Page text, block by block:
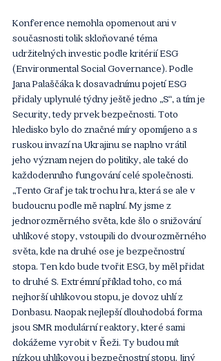
Konference nemohla opomenout ani v
současnosti tolik skloňované téma
udržitelných investic podle kritérií ESG
(Environmental Social Governance). Podle
Jana Palaščáka k dosavadnímu pojetí ESG
přidaly uplynulé týdny ještě jedno „S“, a tím je
Security, tedy prvek bezpečnosti. Toto
hledisko bylo do značné míry opomíjeno a s
ruskou invazí na Ukrajinu se naplno vrátil
jeho význam nejen do politiky, ale také do
každodenního fungování celé společnosti.
„Tento Graf je tak trochu hra, která se ale v
budoucnu podle mě naplní. My jsme z
jednorozměrného světa, kde šlo o snižování
uhlíkové stopy, vstoupili do dvourozměrného
světa, kde na druhé ose je bezpečnostní
stopa. Ten kdo bude tvořit ESG, by měl přidat
to druhé S. Extrémní příklad toho, co má
nejhorší uhlíkovou stopu, je dovoz uhlí z
Donbasu. Naopak nejlepší dlouhodobá forma
jsou SMR modulární reaktory, které sami
dokážeme vyrobit v Řeži. Ty budou mít
nízkou uhlíkovou i bezpečnostní stopu. Jiný